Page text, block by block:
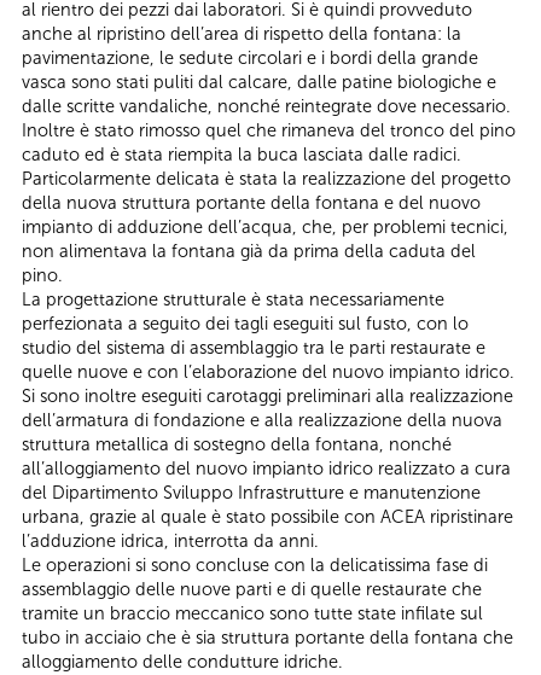
al rientro dei pezzi dai laboratori. Si è quindi provveduto
anche al ripristino dell’area di rispetto della fontana: la
pavimentazione, le sedute circolari e i bordi della grande
vasca sono stati puliti dal calcare, dalle patine biologiche e
dalle scritte vandaliche, nonché reintegrate dove necessario.
Inoltre è stato rimosso quel che rimaneva del tronco del pino
caduto ed è stata riempita la buca lasciata dalle radici.
Particolarmente delicata è stata la realizzazione del progetto
della nuova struttura portante della fontana e del nuovo
impianto di adduzione dell’acqua, che, per problemi tecnici,
non alimentava la fontana già da prima della caduta del
pino.
La progettazione strutturale è stata necessariamente
perfezionata a seguito dei tagli eseguiti sul fusto, con lo
studio del sistema di assemblaggio tra le parti restaurate e
quelle nuove e con l’elaborazione del nuovo impianto idrico.
Si sono inoltre eseguiti carotaggi preliminari alla realizzazione
dell’armatura di fondazione e alla realizzazione della nuova
struttura metallica di sostegno della fontana, nonché
all’alloggiamento del nuovo impianto idrico realizzato a cura
del Dipartimento Sviluppo Infrastrutture e manutenzione
urbana, grazie al quale è stato possibile con ACEA ripristinare
l’adduzione idrica, interrotta da anni.
Le operazioni si sono concluse con la delicatissima fase di
assemblaggio delle nuove parti e di quelle restaurate che
tramite un braccio meccanico sono tutte state infilate sul
tubo in acciaio che è sia struttura portante della fontana che
alloggiamento delle condutture idriche.